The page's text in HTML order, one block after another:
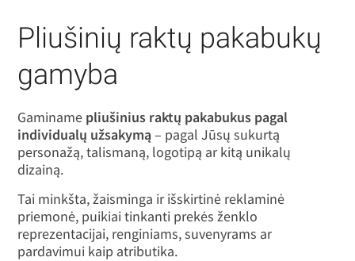
Pliušinių raktų pakabukų
gamyba
Gaminame pliušinius raktų pakabukus pagal
individualų užsakymą– pagal Jūsų sukurtą
personažą, talismaną, logotipą ar kitą unikalų
dizainą.
Tai minkšta, žaisminga ir išskirtinė reklaminė
priemonė, puikiai tinkanti prekės ženklo
reprezentacijai, renginiams, suvenyrams ar
pardavimui kaip atributika.